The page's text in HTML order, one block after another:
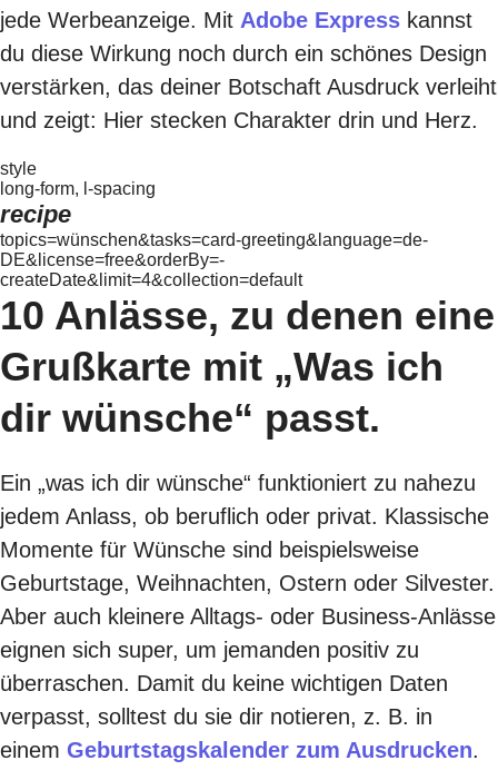
jede Werbeanzeige. Mit Adobe Express kannst
du diese Wirkung noch durch ein schönes Design
verstärken, das deiner Botschaft Ausdruck verleiht
und zeigt: Hier stecken Charakter drin und Herz.
style
long-form, l-spacing
recipe
topics=wünschen&tasks=card-greeting&language=de-
DE&license=free&orderBy=-
createDate&limit=4&collection=default
10 Anlässe, zu denen eine
Grußkarte mit „Was ich
dir wünsche“ passt.
Ein „was ich dir wünsche“ funktioniert zu nahezu
jedem Anlass, ob beruflich oder privat. Klassische
Momente für Wünsche sind beispielsweise
Geburtstage, Weihnachten, Ostern oder Silvester.
Aber auch kleinere Alltags- oder Business-Anlässe
eignen sich super, um jemanden positiv zu
überraschen. Damit du keine wichtigen Daten
verpasst, solltest du sie dir notieren, z. B. in
einem Geburtstagskalender zum Ausdrucken.